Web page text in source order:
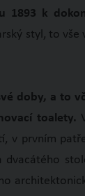
1893 k
styl, to
doby, a to
toalety.
v prvním